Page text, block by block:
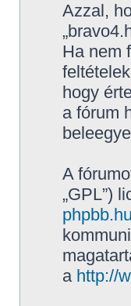
Azzal,
Ha nem
hogy
a fórum
A
„GPL”)
phpbb.hu
a http://